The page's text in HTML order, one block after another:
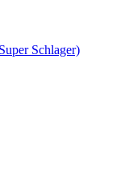
Schlager)